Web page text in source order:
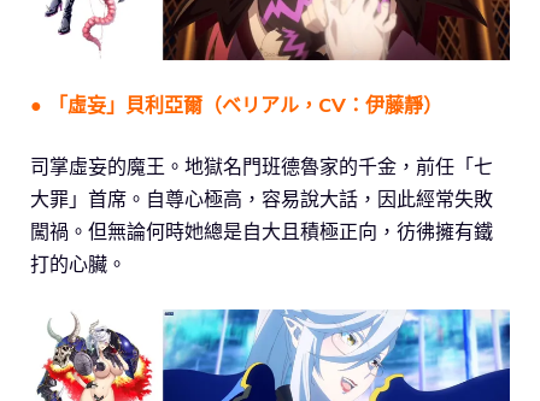
● 「虛妄」貝利亞爾（ベリアル，CV：伊藤靜）
司掌虛妄的魔王。地獄名門班德魯家的千金，前任「七
大罪」首席。自尊心極高，容易說大話，因此經常失敗
闖禍。但無論何時她總是自大且積極正向，彷彿擁有鐵
打的心臟。